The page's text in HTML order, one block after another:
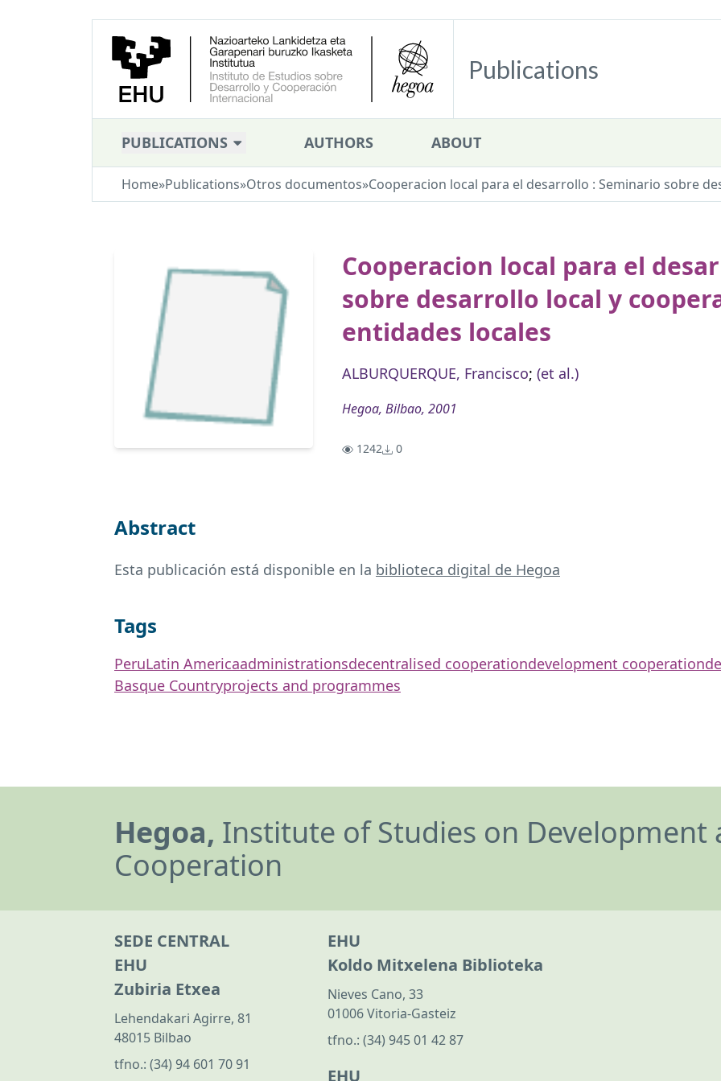
Publications
PUBLICATIONS AUTHORS ABOUT
Home»Publications»Otros documentos»Cooperacion local para el desarrollo : Seminario sobre
Cooperacion local para el
sobre desarrollo local y
entidades locales
ALBURQUERQUE, Francisco; (et al.)
Hegoa, Bilbao, 2001
1242 0
Abstract
Esta publicación está disponible en la biblioteca digital de Hegoa
Tags
PeruLatin Americaadministrationsdecentralised cooperationdevelopment cooperation
Basque Countryprojects and programmes
Hegoa, Institute of Studies on
Cooperation
SEDE CENTRAL
EHU
Zubiria Etxea
Lehendakari Agirre, 81
48015 Bilbao
tfno.: (34) 94 601 70 91
EHU
Koldo Mitxelena Biblioteka
Nieves Cano, 33
01006 Vitoria-Gasteiz
tfno.: (34) 945 01 42 87
EHU